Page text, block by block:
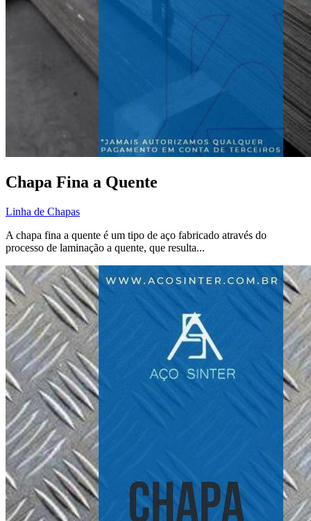
Chapa Fina a Quente
Linha de Chapas
A chapa fina a quente é um tipo de aço fabricado através do
processo de laminação a quente, que resulta...